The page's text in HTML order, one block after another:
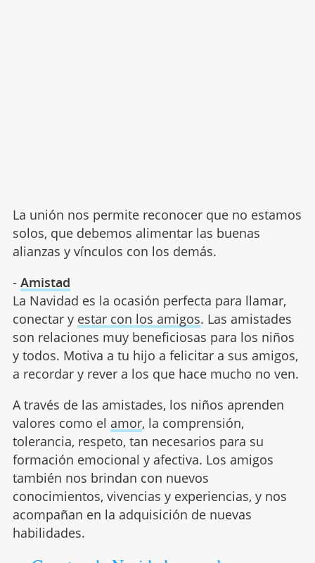
La unión nos permite reconocer que no estamos
solos, que debemos alimentar las buenas
alianzas y vínculos con los demás.
- Amistad
La Navidad es la ocasión perfecta para llamar,
conectar y estar con los amigos. Las amistades
son relaciones muy beneficiosas para los niños
y todos. Motiva a tu hijo a felicitar a sus amigos,
a recordar y rever a los que hace mucho no ven.
A través de las amistades, los niños aprenden
valores como el amor, la comprensión,
tolerancia, respeto, tan necesarios para su
formación emocional y afectiva. Los amigos
también nos brindan con nuevos
conocimientos, vivencias y experiencias, y nos
acompañan en la adquisición de nuevas
habilidades.